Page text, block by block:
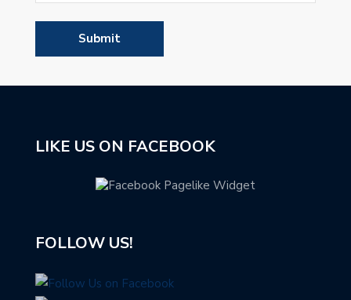
LIKE US ON FACEBOOK
FOLLOW US!